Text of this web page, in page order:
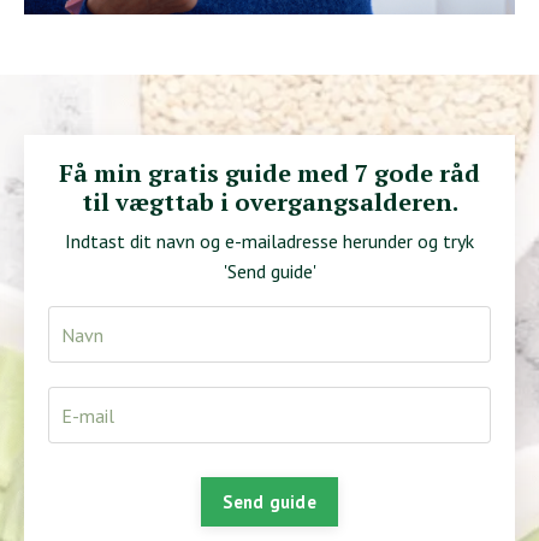
Få min gratis guide med 7 gode råd
til vægttab i overgangsalderen.
Indtast dit navn og e-mailadresse herunder og tryk
'Send guide'
Send guide